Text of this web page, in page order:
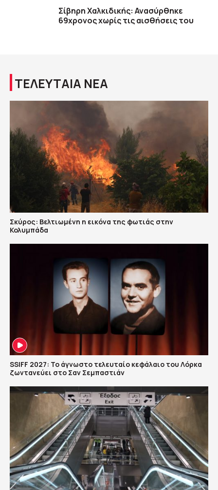
Σίβηρη Χαλκιδικής: Ανασύρθηκε
69χρονος χωρίς τις αισθήσεις του
ΤΕΛΕΥΤΑΙΑ ΝΕΑ
Σκύρος: Βελτιωμένη η εικόνα της φωτιάς στην
Κολυμπάδα
SSIFF 2027: Το άγνωστο τελευταίο κεφάλαιο του Λόρκα
ζωντανεύει στο Σαν Σεμπαστιάν